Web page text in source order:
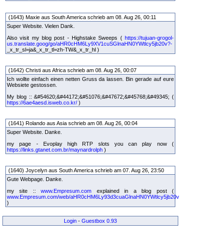
(1643) Maxie aus South America schrieb am 08. Aug 26, 00:11
Super Website. Vielen Dank.
Also visit my blog post - Highstake Sweeps ( https://tujuan-grogol-
us.translate.goog/go/aHR0cHM6Ly9XV1cuSGlnaHN0YWtlcy5jb20v?-
_x_tr_sl=ja&_x_tr_tl=zh-TW&_x_tr_hl )
(1642) Christi aus Africa schrieb am 08. Aug 26, 00:07
Ich wollte einfach einen netten Gruss da lassen. Bin gerade auf eure
Websiete gestossen.
My blog :: &#54620;&#44172;&#51076;&#47672;&#45768;&#49345; (
https://6ae4aesd.isweb.co.kr/ )
(1641) Rolando aus Asia schrieb am 08. Aug 26, 00:04
Super Website. Danke.
my page - Evoplay high RTP slots you can play now (
https://links.gtanet.com.br/maynardrolph )
(1640) Joycelyn aus South America schrieb am 07. Aug 26, 23:50
Gute Webpage. Danke.
my site ::www.Empresum.com explained in a blog post (
www.Empresum.com/web/aHR0cHM6Ly93d3cuaGlnaHN0YWtlcy5jb20v
)
Login - Guestbox 0.93